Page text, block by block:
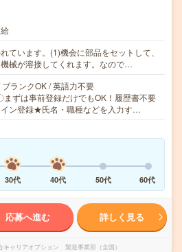
ています。(1)機会に部品をセットして、
械が溶接してくれます。なので…
ランクOK / 英語力不要
ずは事前登録だけでもOK！履歴書不要
ン登録★氏名・職種などを入力す…
30代 40代 50代 60代
応募へ進む 詳しく見る
キャリアオプション 製造事業部（全国）